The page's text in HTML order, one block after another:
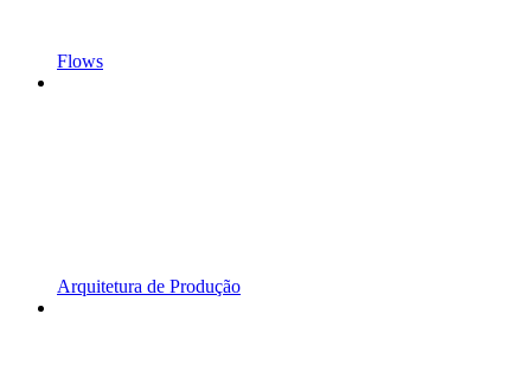
Flows
Arquitetura de Produção